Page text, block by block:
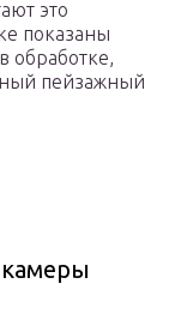
это
показаны
обработке,
пейзажный